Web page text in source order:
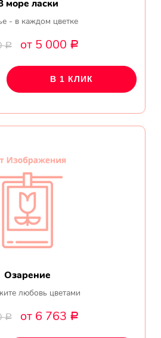
море ласки
- в каждом цветке
Р от 5 000 Р
В 1 КЛИК
Озарение
любовь цветами
Р от 6 763 Р